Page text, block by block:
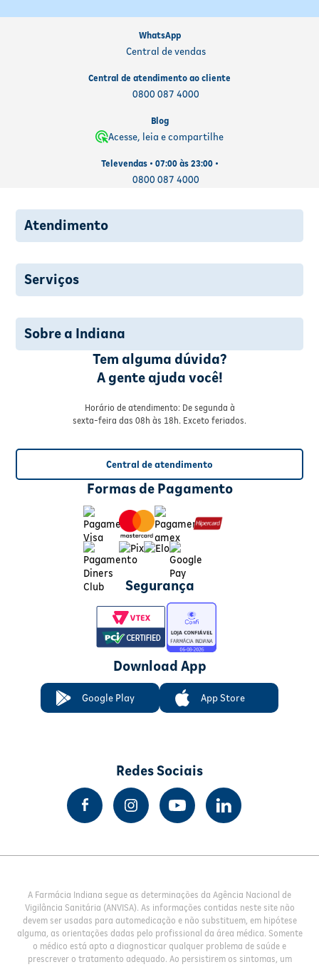
WhatsApp
Central de vendas
Central de atendimento ao cliente
0800 087 4000
Blog
Acesse, leia e compartilhe
Televendas • 07:00 às 23:00 •
0800 087 4000
Atendimento
Serviços
Sobre a Indiana
Tem alguma dúvida?
A gente ajuda você!
Horário de atendimento: De segunda à
sexta-feira das 08h às 18h. Exceto feriados.
Central de atendimento
Formas de Pagamento
Segurança
Download App
Google Play App Store
Redes Sociais
A Farmácia Indiana segue as determinações da Agência Nacional de
Vigilância Sanitária (ANVISA). As informações contidas neste site não
devem ser usadas para automedicação e não substituem, em hipótese
alguma, as orientações dadas pelo profissional da área médica. Somente
o médico está apto a diagnosticar qualquer problema de saúde e
prescrever o tratamento adequado. Ao persistirem os sintomas, um